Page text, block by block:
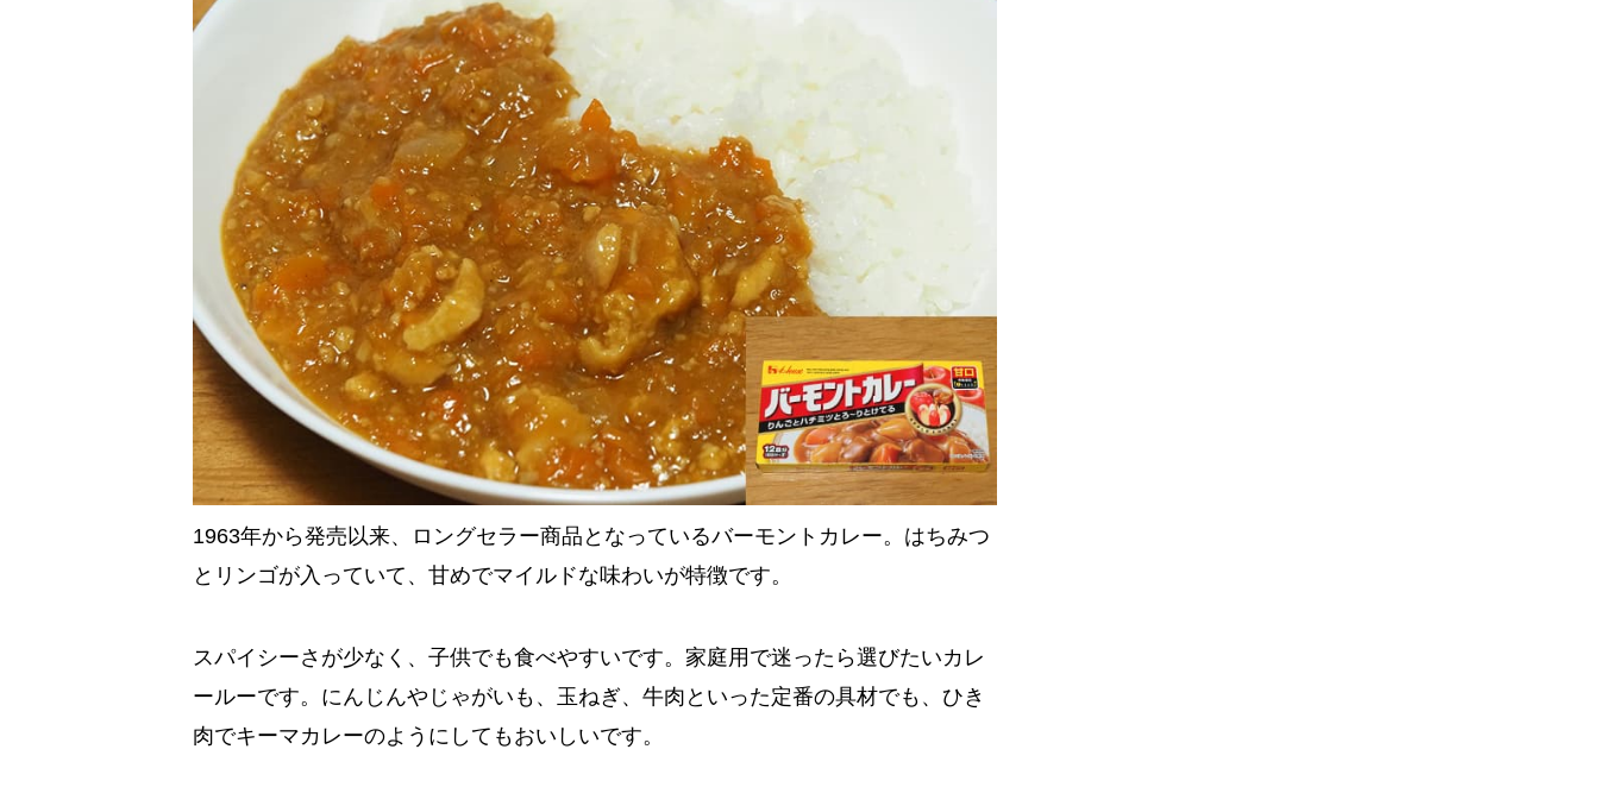
1963年から発売以来、ロングセラー商品となっているバーモントカレー。はちみつ
とリンゴが入っていて、甘めでマイルドな味わいが特徴です。
スパイシーさが少なく、子供でも食べやすいです。家庭用で迷ったら選びたいカレ
ールーです。にんじんやじゃがいも、玉ねぎ、牛肉といった定番の具材でも、ひき
肉でキーマカレーのようにしてもおいしいです。